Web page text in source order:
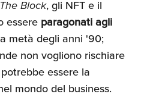
The Block, gli NFT e il
essere paragonati agli
metà degli anni '90;
non vogliono rischiare
essere la
mondo del business.